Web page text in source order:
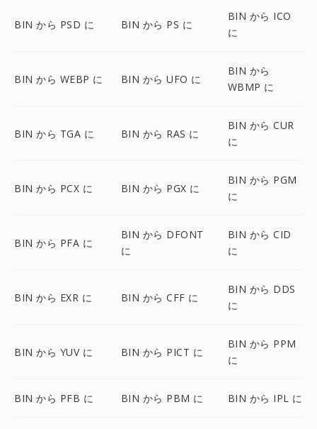
BIN から PSD に BIN から PS に
BIN から ICO
に
BIN から WEBP に BIN から UFO に
BIN から
WBMP に
BIN から TGA に BIN から RAS に
BIN から CUR
に
BIN から PCX に BIN から PGX に
BIN から PGM
に
BIN から PFA に
BIN から DFONT
に
BIN から CID
に
BIN から EXR に BIN から CFF に
BIN から DDS
に
BIN から YUV に BIN から PICT に
BIN から PPM
に
BIN から PFB に BIN から PBM に BIN から IPL に